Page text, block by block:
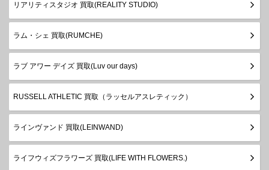
リアリティスタジオ 買取(REALITY STUDIO)
ラム・シェ 買取(RUMCHE)
ラブ アワー デイズ 買取(Luv our days)
RUSSELL ATHLETIC 買取（ラッセルアスレティック）
ラインヴァンド 買取(LEINWAND)
ライフウィズフラワーズ 買取(LIFE WITH FLOWERS.)